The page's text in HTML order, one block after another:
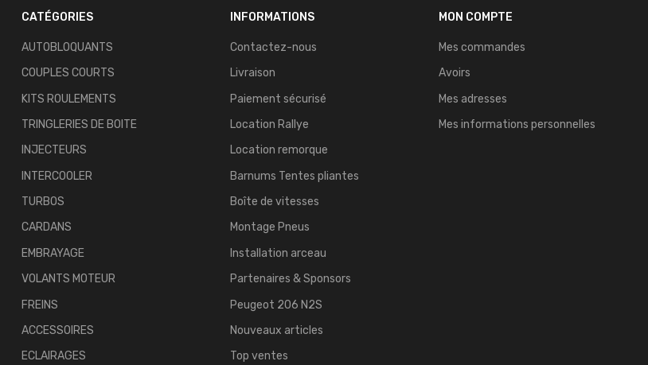
CATÉGORIES
AUTOBLOQUANTS
COUPLES COURTS
KITS ROULEMENTS
TRINGLERIES DE BOITE
INJECTEURS
INTERCOOLER
TURBOS
CARDANS
EMBRAYAGE
VOLANTS MOTEUR
FREINS
ACCESSOIRES
ECLAIRAGES
INFORMATIONS
Contactez-nous
Livraison
Paiement sécurisé
Location Rallye
Location remorque
Barnums Tentes pliantes
Boîte de vitesses
Montage Pneus
Installation arceau
Partenaires & Sponsors
Peugeot 206 N2S
Nouveaux articles
Top ventes
MON COMPTE
Mes commandes
Avoirs
Mes adresses
Mes informations personnelles